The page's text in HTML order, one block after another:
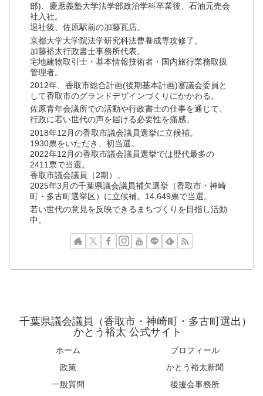
部)、慶應義塾大学法学部政治学科卒業後、石油元売会
社入社。
退社後、佐原駅前の加藤瓦店。
京都大学大学院法学研究科法曹養成専攻修了。
加藤裕太行政書士事務所代表。
宅地建物取引士・基本情報技術者・国内旅行業務取扱
管理者。
2012年、香取市総合計画(後期基本計画)審議会委員と
して香取市のグランドデザインづくりにかかわる。
佐原青年会議所での活動や行政書士の仕事を通じて、
行政に若い世代の声を届ける必要性を痛感。
2018年12月の香取市議会議員選挙に立候補。
1930票をいただき、初当選。
2022年12月の香取市議会議員選挙では歴代最多の
2411票で当選。
香取市議会議員（2期）。
2025年3月の千葉県議会議員補欠選挙（香取市・神崎
町・多古町選挙区）に立候補。14,649票で当選。
若い世代の意見を反映できるまちづくりを目指し活動
中。
千葉県議会議員（香取市・神崎町・多古町選出）
かとう裕太 公式サイト
ホーム
プロフィール
政策
かとう裕太新聞
一般質問
後援会事務所